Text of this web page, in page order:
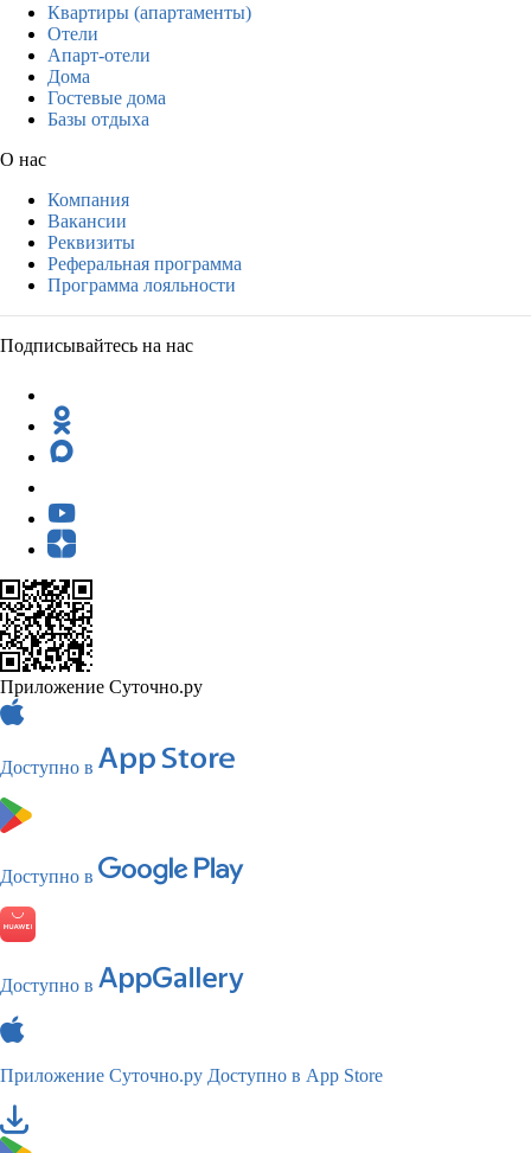
Квартиры (апартаменты)
Отели
Апарт-отели
Дома
Гостевые дома
Базы отдыха
О нас
Компания
Вакансии
Реквизиты
Реферальная программа
Программа лояльности
Подписывайтесь на нас
Приложение Суточно.ру
Доступно в
Доступно в
Доступно в
Приложение Суточно.ру Доступно в App Store